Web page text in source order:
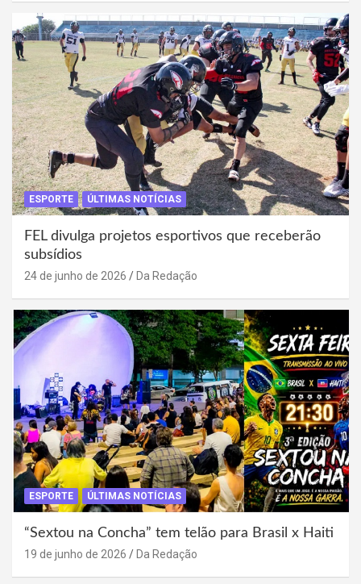
ESPORTE ÚLTIMAS NOTÍCIAS
FEL divulga projetos esportivos que receberão
subsídios
24 de junho de 2026 Da Redação
ESPORTE ÚLTIMAS NOTÍCIAS
“Sextou na Concha” tem telão para Brasil x Haiti
19 de junho de 2026 Da Redação